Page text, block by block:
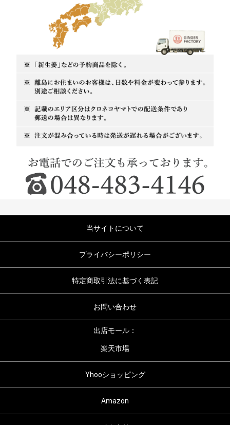
当サイトについて
プライバシーポリシー
特定商取引法に基づく表記
お問い合わせ
出店モール：
楽天市場
Yhooショッピング
Amazon